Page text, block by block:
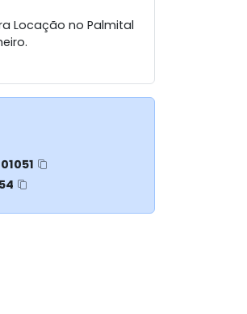
Locação no Palmital